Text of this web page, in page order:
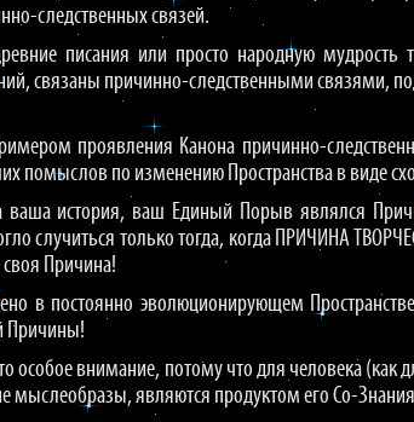
следственных связей.
писания или просто народную
связаны причинно-следственными связями,
проявления Канона причинно-
помыслов по изменению Пространства в виде
ваша история, ваш Единый Порыв являлся
случиться только тогда, когда ПРИЧИНА
своя Причина!
в постоянно эволюционирующем
Причины!
особое внимание, потому что для человека
являются продуктом его Со-